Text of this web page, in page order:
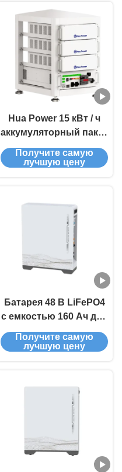
Hua Power 15 кВт / ч
аккумуляторный пакет
LiFePO4 для
домашнего хранения
Получите самую
лучшую цену
Батарея 48 В LiFePO4
с емкостью 160 Ач для
домашнего
использования
Получите самую
лучшую цену